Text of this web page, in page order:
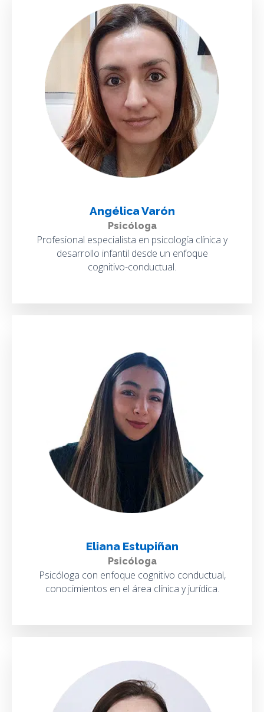
Angélica Varón
Psicóloga
Profesional especialista en psicología clínica y
desarrollo infantil desde un enfoque
cognitivo-conductual.
Eliana Estupiñan
Psicóloga
Psicóloga con enfoque cognitivo conductual,
conocimientos en el área clínica y jurídica.